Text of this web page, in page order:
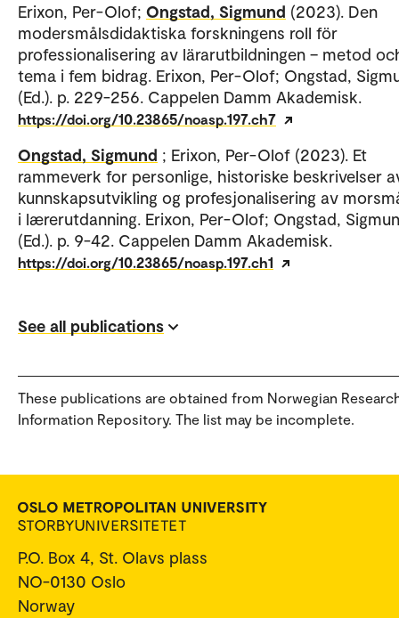
Erixon, Per-Olof; Ongstad, Sigmund (2023). Den
modersmålsdidaktiska forskningens roll för
professionalisering av lärarutbildningen – metod
tema i fem bidrag. Erixon, Per-Olof; Ongstad,
(Ed.). p. 229-256. Cappelen Damm Akademisk.
https://doi.org/10.23865/noasp.197.ch7
Ongstad, Sigmund ; Erixon, Per-Olof (2023). Et
rammeverk for personlige, historiske beskrivelser
kunnskapsutvikling og profesjonalisering av
i lærerutdanning. Erixon, Per-Olof; Ongstad,
(Ed.). p. 9-42. Cappelen Damm Akademisk.
https://doi.org/10.23865/noasp.197.ch1
See all publications
These publications are obtained from Norwegian
Information Repository. The list may be incomplete.
P.O. Box 4, St. Olavs plass
NO-0130 Oslo
Norway